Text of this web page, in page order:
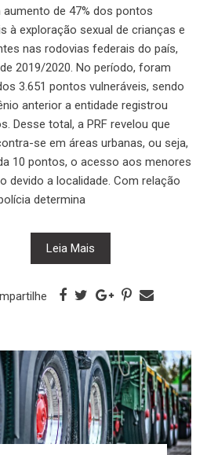
aumento de 47% dos pontos
à exploração sexual de crianças e
nas rodovias federais do país,
2019/2020. No período, foram
3.651 pontos vulneráveis, sendo
anterior a entidade registrou
Desse total, a PRF revelou que
se em áreas urbanas, ou seja,
10 pontos, o acesso aos menores
devido a localidade. Com relação
determina
Leia Mais